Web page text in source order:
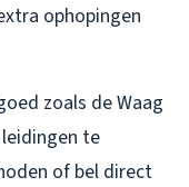
ophopingen
zoals de Waag
te
of bel direct